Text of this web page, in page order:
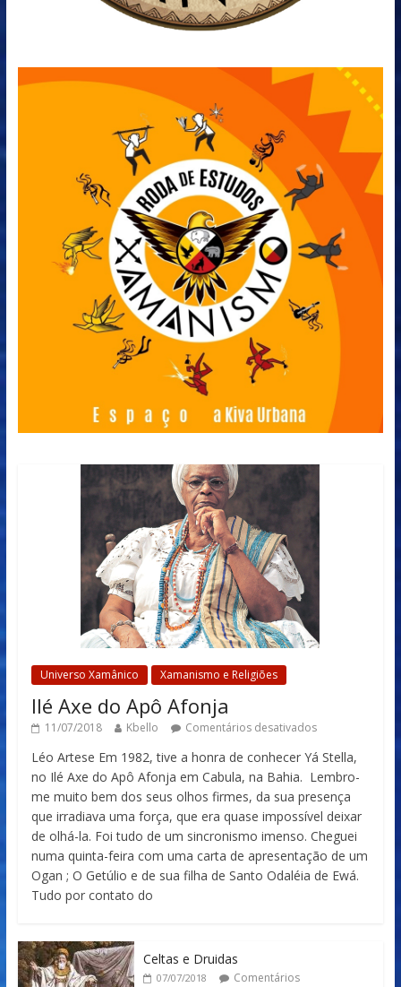
Universo Xamânico Xamanismo e Religiões
Ilé Axe do Apô Afonja
11/07/2018 Kbello Comentários desativados
Léo Artese Em 1982, tive a honra de conhecer Yá Stella,
no Ilé Axe do Apô Afonja em Cabula, na Bahia. Lembro-
me muito bem dos seus olhos firmes, da sua presença
que irradiava uma força, que era quase impossível deixar
de olhá-la. Foi tudo de um sincronismo imenso. Cheguei
numa quinta-feira com uma carta de apresentação de um
Ogan ; O Getúlio e de sua filha de Santo Odaléia de Ewá.
Tudo por contato do
Celtas e Druidas
07/07/2018
Comentários